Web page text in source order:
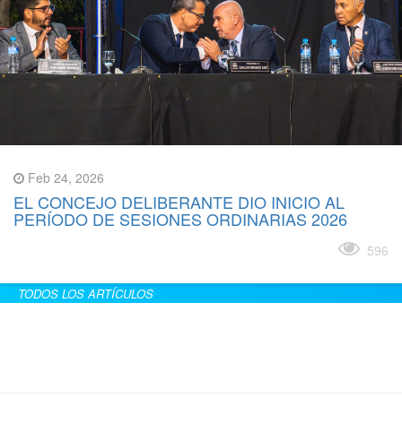
Feb 24, 2026
EL CONCEJO DELIBERANTE DIO INICIO AL
PERÍODO DE SESIONES ORDINARIAS 2026
596
TODOS LOS ARTÍCULOS